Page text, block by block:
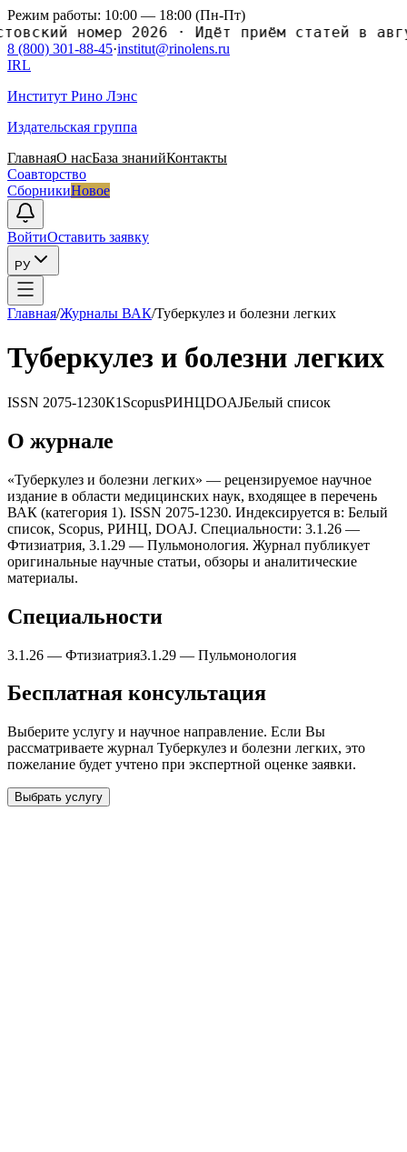
Режим работы: 10:00 — 18:00 (Пн-Пт)
номер 2026·Идёт приём статей в
8 (800) 301-88-45·institut@rinolens.ru
IRL
Институт Рино Лэнс
Издательская группа
ГлавнаяО насБаза знанийКонтакты
Соавторство
СборникиНовое
ВойтиОставить заявку
РУ
Главная/Журналы ВАК/Туберкулез и болезни легкиx
Туберкулез и болезни легкиx
ISSN 2075-1230К1 ScopusРИНЦDOAJБелый список
О журнале
«Туберкулез и болезни легкиx» — рецензируемое научное
издание в области медицинских наук, входящее в перечень
ВАК (категория 1). ISSN 2075-1230. Индексируется в: Белый
список, Scopus, РИНЦ, DOAJ. Специальности: 3.1.26 —
Фтизиатрия, 3.1.29 — Пульмонология. Журнал публикует
оригинальные научные статьи, обзоры и аналитические
материалы.
Специальности
3.1.26 — Фтизиатрия3.1.29 — Пульмонология
Бесплатная консультация
Выберите услугу и научное направление. Если Вы
рассматриваете журнал Туберкулез и болезни легкиx, это
пожелание будет учтено при экспертной оценке заявки.
Выбрать услугу